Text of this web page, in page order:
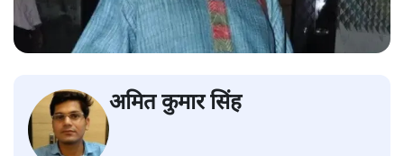
अमित कुमार सिंह